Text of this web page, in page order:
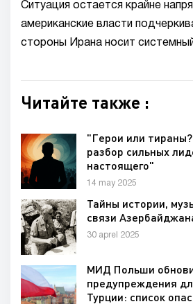
Ситуация остается крайне
американские власти
стороны Ирана носит
Читайте также :
"Герои или
разбор сильных
настоящего"
14 may 2025
Тайны истории,
связи
30 aprel 2025
МИД Польши
предупреждения
Турции: список